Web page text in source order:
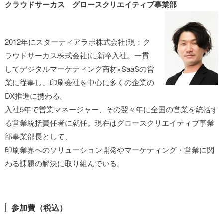
クラウドサーカス グロースクリエイティブ事業部
2012年にスターティアラボ株式会社(現：ク
ラウドサーカス株式会社)に新卒入社。一貫
してデジタルマーケティング商材×SaaSの営
業に従事し、印刷会社を中心に多くの企業の
DX推進に携わる。
入社5年で営業マネージャー、その翌々年に全国の営業を統括す
る営業統括責任者に就任。現在はグロースクリエイティブ事業
部事業部長として、
印刷業界へのソリューション開発やマーケティング・営業に関
わる課題の解決に取り組んでいる。
参加費（税込）